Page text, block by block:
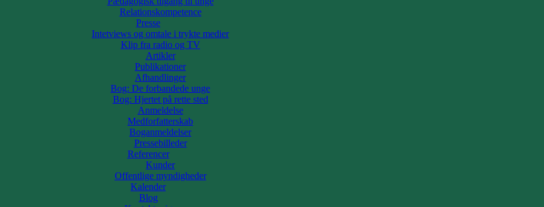
Relationskompetence
Presse
Intetviews og omtale i trykte medier
Klip fra radio og TV
Artikler
Publikationer
Afhandlinger
Bog: De forbandede unge
Bog: Hjertet på rette sted
Anmeldelse
Medforfatterskab
Boganmeldelser
Pressebilleder
Referencer
Kunder
Offentlige myndigheder
Kalender
Blog